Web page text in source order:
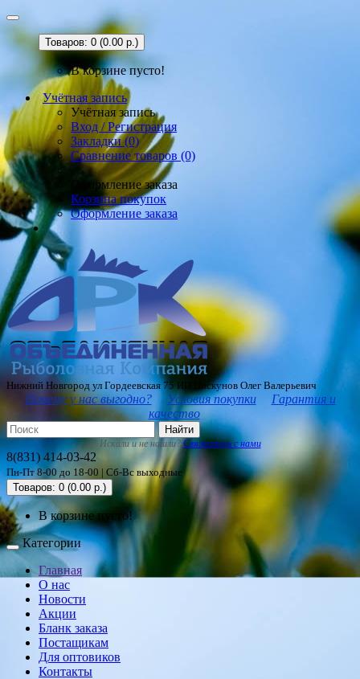
Товаров: 0 (0.00 р.)
В корзине пусто!
Учётная запись
Учётная запись
Вход / Регистрация
Закладки (0)
Сравнение товаров (0)
Оформление заказа
Корзина покупок
Оформление заказа
Нижний Новгород ул Гордеевская 75 ИП Пискунов Олег Валерьевич
Почему у нас выгодно? Условия покупки
Гарантия и
качество
Найти
Искали и не нашли?Свяжитесь с нами
8(831) 414-03-42
Пн-Пт 8-00 до 18-00 | Сб-Вс выходные
Товаров: 0 (0.00 р.)
В корзине пусто!
Категории
Главная
О нас
Новости
Акции
Бланк заказа
Постащикам
Для оптовиков
Контакты